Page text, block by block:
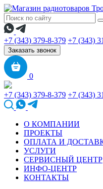
+7 (343) 379-8-379 +7 (343)
Заказать звонок
0
+7 (343) 379-8-379 +7 (343)
О КОМПАНИИ
ПРОЕКТЫ
ОПЛАТА И
УСЛУГИ
СЕРВИСНЫЙ ЦЕНТР
ИНФО-ЦЕНТР
КОНТАКТЫ